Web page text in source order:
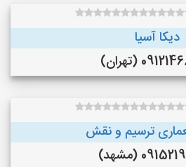
دیکا آسیا
(تهران)
ترسیم و نقش
(مشهد)